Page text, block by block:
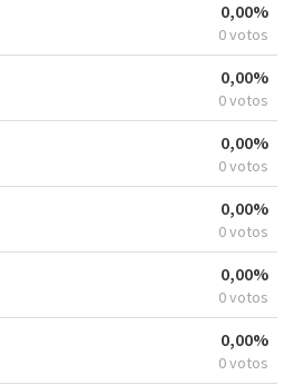
0,00%
0 votos
0,00%
0 votos
0,00%
0 votos
0,00%
0 votos
0,00%
0 votos
0,00%
0 votos